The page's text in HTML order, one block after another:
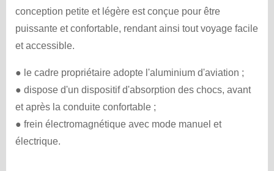
conception petite et légère est conçue pour être
puissante et confortable, rendant ainsi tout voyage facile
et accessible.
● le cadre propriétaire adopte l'aluminium d'aviation ;
● dispose d'un dispositif d'absorption des chocs, avant
et après la conduite confortable ;
● frein électromagnétique avec mode manuel et
électrique.